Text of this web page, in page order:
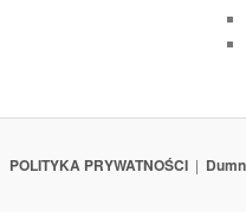
POLITYKA PRYWATNOŚCI